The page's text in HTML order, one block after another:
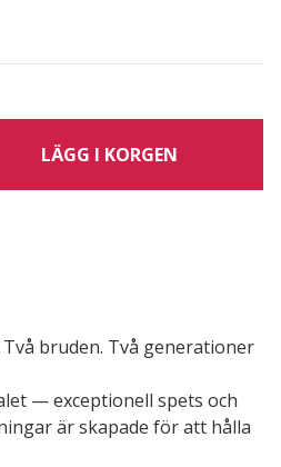
LÄGG I KORGEN
Två bruden. Två generationer
— exceptionell spets och
är skapade för att hålla